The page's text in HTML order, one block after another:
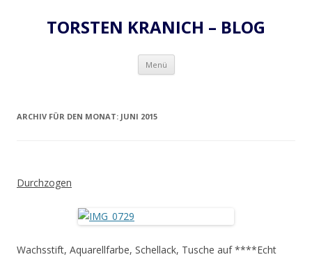
TORSTEN KRANICH – BLOG
Menü Zum
springen
ARCHIV FÜR DEN MONAT: JUNI 2015
Durchzogen
Wachsstift, Aquarellfarbe, Schellack, Tusche auf ****Echt